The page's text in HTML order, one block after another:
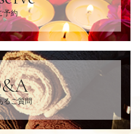
予約
るご質問